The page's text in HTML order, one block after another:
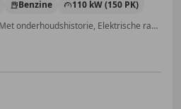
Benzine
110 kW (150 PK)
Nieuwe APK, Sportonderstel, Met onderhoudshistorie, Elektrische ramen, Navigatiesysteem, Getinte ramen, Centrale deurvergrendeling met afstandsbediening, Lederen stuurwiel